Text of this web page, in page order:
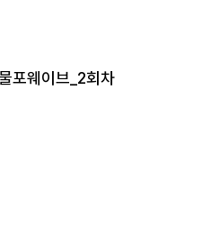
포웨이브_2회차